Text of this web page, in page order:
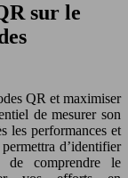
sur le
QR et maximiser
de mesurer son
les performances et
d’identifier
de comprendre le